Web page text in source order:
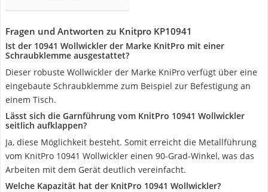
Fragen und Antworten zu Knitpro KP10941
Ist der 10941 Wollwickler der Marke KnitPro mit einer
Schraubklemme ausgestattet?
Dieser robuste Wollwickler der Marke KniPro verfügt über eine
eingebaute Schraubklemme zum Beispiel zur Befestigung an
einem Tisch.
Lässt sich die Garnführung vom KnitPro 10941 Wollwickler
seitlich aufklappen?
Ja, diese Möglichkeit besteht. Somit erreicht die Metallführung
vom KnitPro 10941 Wollwickler einen 90-Grad-Winkel, was das
Arbeiten mit dem Gerät deutlich vereinfacht.
Welche Kapazität hat der KnitPro 10941 Wollwickler?